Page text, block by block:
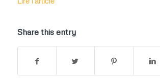
Share this entry